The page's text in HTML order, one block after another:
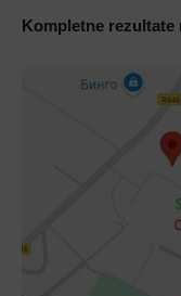
Kompletne rezultate